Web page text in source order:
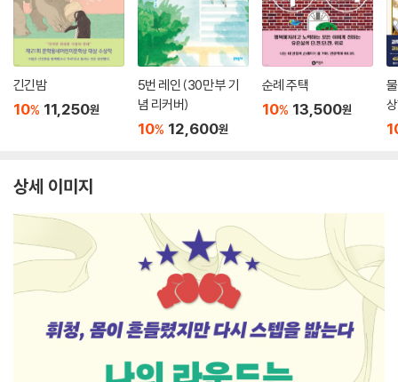
긴긴밤
10% 11,250원
5번 레인 (30만 부 기
념 리커버)
10% 12,600원
순례 주택
10% 13,500원
상세 이미지